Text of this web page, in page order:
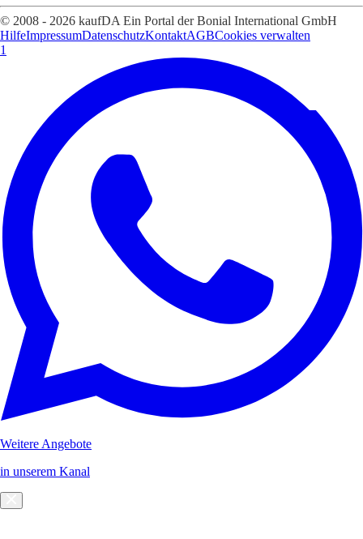
© 2008 - 2026 kaufDA Ein Portal der Bonial International GmbH
HilfeImpressumDatenschutzKontaktAGBCookies verwalten
1
Weitere Angebote
in unserem Kanal